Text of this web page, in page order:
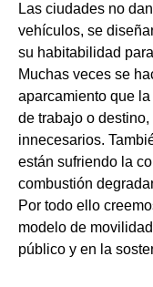
Las ciudades no
vehículos, se
su habitabilidad
Muchas veces se
aparcamiento que
de trabajo o
innecesarios.
están sufriendo la
combustión
Por todo ello
modelo de
público y en la